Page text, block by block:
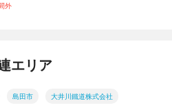
外
エリア
島田市 大井川鐵道株式会社